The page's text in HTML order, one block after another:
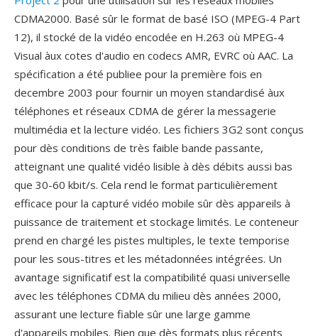
CDMA2000. Basé sûr le format de basé ISO (MPEG-4 Part
12), il stocké de la vidéo encodée en H.263 où MPEG-4
Visual àux cotes d'audio en codecs AMR, EVRC où AAC. La
spécification a été publiee pour la première fois en
decembre 2003 pour fournir un moyen standardisé àux
téléphones et réseaux CDMA de gérer la messagerie
multimédia et la lecture vidéo. Les fichiers 3G2 sont conçus
pour dès conditions de très faible bande passante,
atteignant une qualité vidéo lisible à dès débits aussi bas
que 30-60 kbit/s. Cela rend le format particulièrement
efficace pour la capturé vidéo mobile sûr dès appareils à
puissance de traitement et stockage limités. Le conteneur
prend en chargé les pistes multiples, le texte temporise
pour les sous-titres et les métadonnées intégrées. Un
avantage significatif est la compatibilité quasi universelle
avec les téléphones CDMA du milieu dès années 2000,
assurant une lecture fiable sûr une large gamme
d'appareils mobiles. Bien que dès formats plus récents